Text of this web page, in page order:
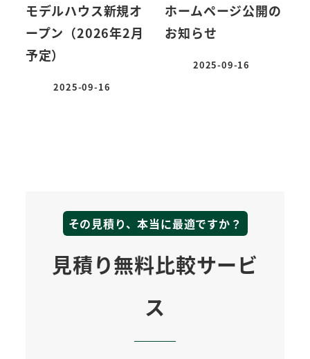
モデルハウス新規オ
ープン（2026年2月
予定）
投稿日
2025-09-16
ホームページ公開の
お知らせ
投稿日
2025-09-16
その見積り、本当に最適ですか？
見積り無料比較サービ
ス